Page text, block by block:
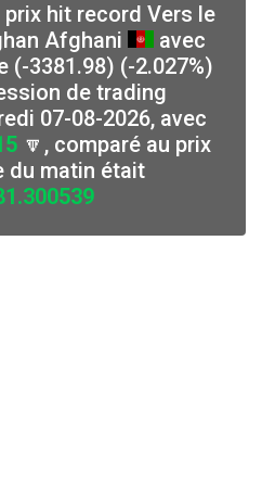
prix hit record Vers le
Afghani
avec
(-3381.98) (-2.027%)
de trading
07-08-2026, avec
🔽, comparé au prix
du matin était